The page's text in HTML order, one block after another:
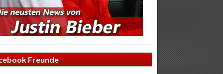
Freunde